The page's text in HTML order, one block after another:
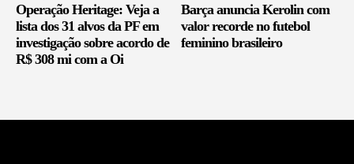
Operação Heritage: Veja a
lista dos 31 alvos da PF em
investigação sobre acordo de
R$ 308 mi com a Oi
Barça anuncia Kerolin com
valor recorde no futebol
feminino brasileiro